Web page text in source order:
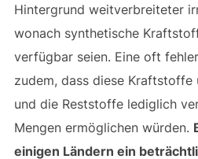
Hintergrund weitverbreiteter
wonach synthetische
verfügbar seien. Eine oft
zudem, dass diese Kraftstoffe
und die Reststoffe lediglich
Mengen ermöglichen würden.
einigen Ländern ein